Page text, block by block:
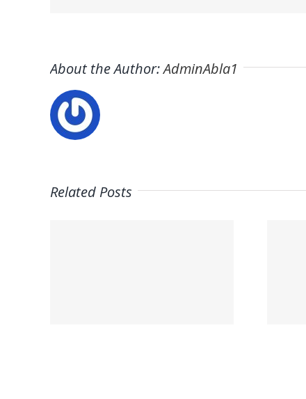
About the Author:AdminAbla1
Related Posts